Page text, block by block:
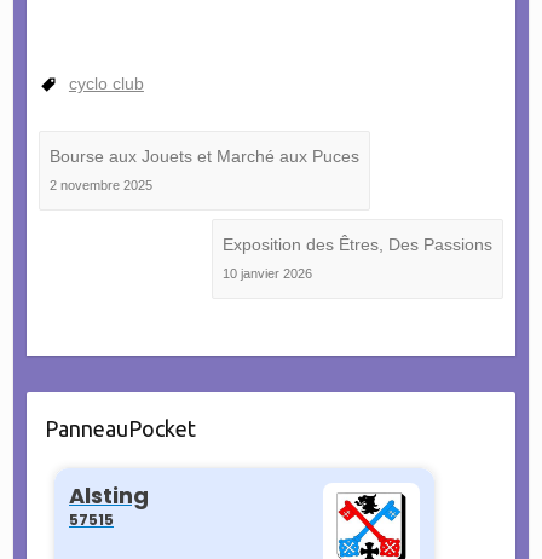
cyclo club
Bourse aux Jouets et Marché aux Puces
2 novembre 2025
Exposition des Êtres, Des Passions
10 janvier 2026
PanneauPocket